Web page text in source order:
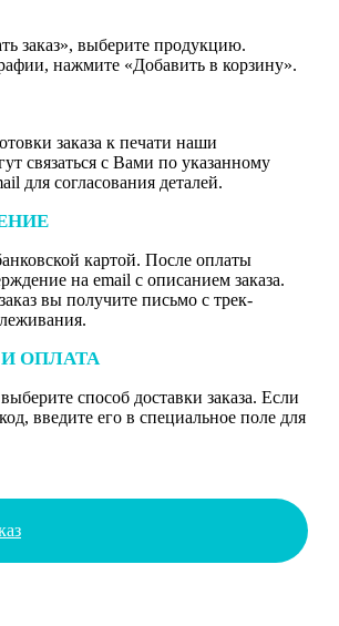
заказ», выберите продукцию.
нажмите «Добавить в корзину».
заказа к печати наши
связаться с Вами по указанному
для согласования деталей.
картой. После оплаты
на email с описанием заказа.
вы получите письмо с трек-
ОПЛАТА
способ доставки заказа. Если
введите его в специальное поле для